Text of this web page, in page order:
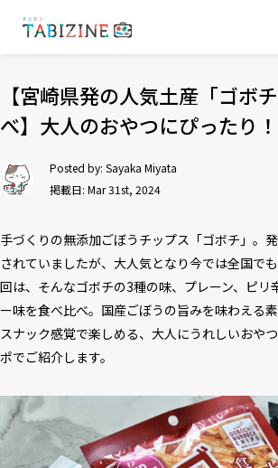
【宮崎県発の人気土産「ゴボ
べ】大人のおやつにぴったり
Posted by: Sayaka Miyata
掲載日: Mar 31st, 2024
⼿づくりの無添加ごぼうチップス「ゴボチ」。
されていましたが、大人気となり今では全国で
回は、そんなゴボチの3種の味、プレーン、ピリ
ー味を食べ比べ。国産ごぼうの旨みを味わえる
スナック感覚で楽しめる、大人にうれしいおや
ポでご紹介します。